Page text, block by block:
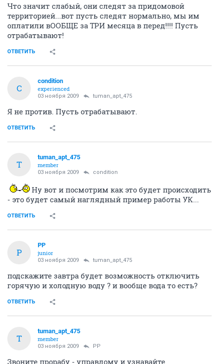
Что значит слабый, они следят за придомовой
территорией...вот пусть следят нормально, мы им
оплатили вООБЩЕ за ТРИ месяца в перед!!!! Пусть
отрабатывают!
ОТВЕТИТЬ
C
condition
experienced
03 ноября 2009 tuman_apt_475
Я не против. Пусть отрабатывают.
ОТВЕТИТЬ
T
tuman_apt_475
member
03 ноября 2009 condition
Ну вот и посмотрим как это будет происходить
- это будет самый наглядный пример работы УК...
ОТВЕТИТЬ
P
PP
junior
03 ноября 2009 tuman_apt_475
подскажите завтра будет возможность отключить
горячую и холодную воду ? и вообще вода то есть?
ОТВЕТИТЬ
T
tuman_apt_475
member
03 ноября 2009 PP
Звоните прорабу - управдому и узнавайте